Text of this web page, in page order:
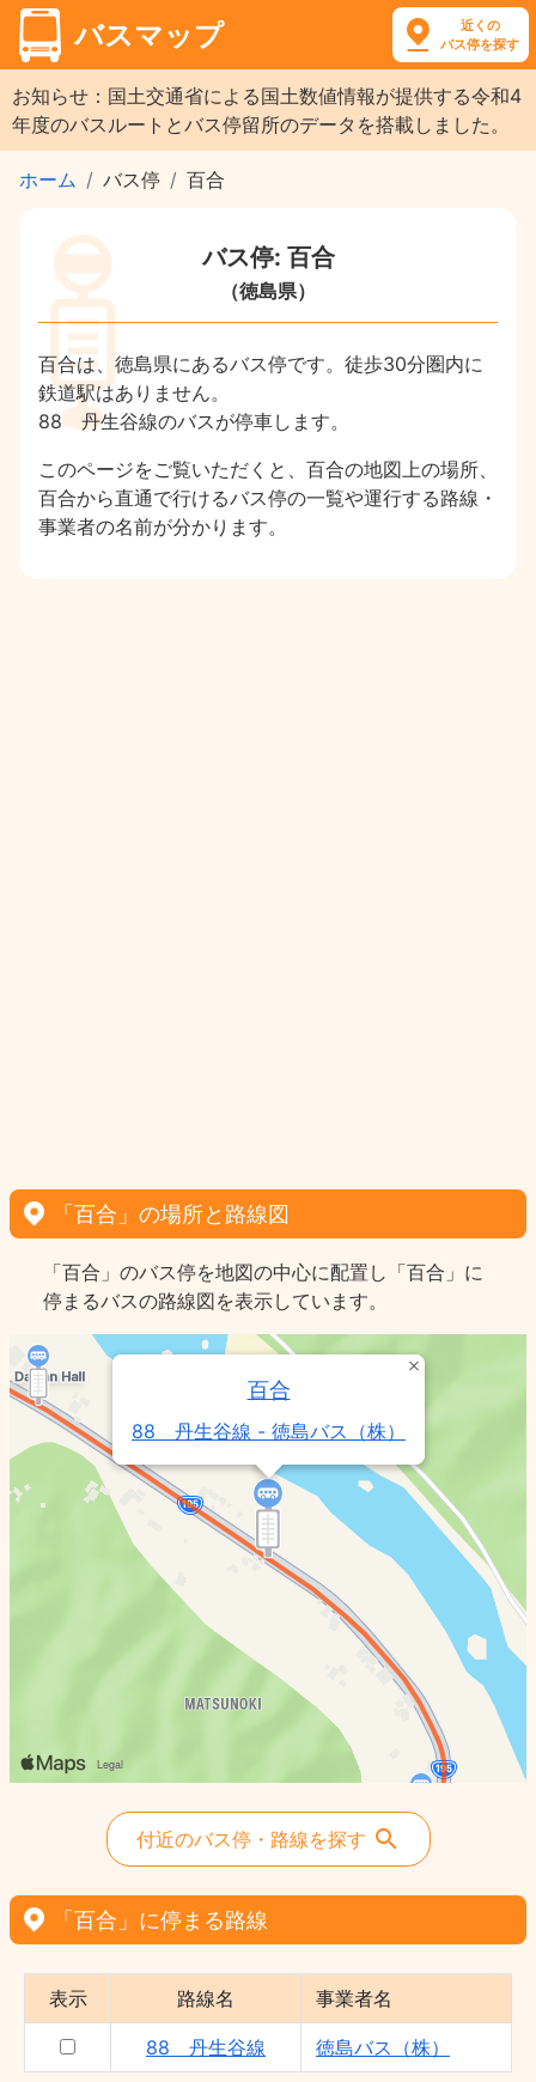
バスマップ
近くの
バス停を探す
お知らせ：国土交通省による国土数値情報が提供する令和4
年度のバスルートとバス停留所のデータを搭載しました。
ホーム バス停 百合
バス停: 百合
（徳島県）
百合は、徳島県にあるバス停です。徒歩30分圏内に
鉄道駅はありません。
88 丹生谷線のバスが停車します。
このページをご覧いただくと、百合の地図上の場所、
百合から直通で行けるバス停の一覧や運行する路線・
事業者の名前が分かります。
「百合」の場所と路線図
「百合」のバス停を地図の中心に配置し「百合」に
停まるバスの路線図を表示しています。
百合
88 丹生谷線 - 徳島バス（株）
付近のバス停・路線を探す
「百合」に停まる路線
表示 路線名 事業者名
88 丹生谷線 徳島バス（株）